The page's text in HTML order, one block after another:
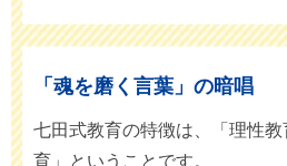
「魂を磨く言葉」の暗唱
七田式教育の特徴は、「理性
育」ということです。